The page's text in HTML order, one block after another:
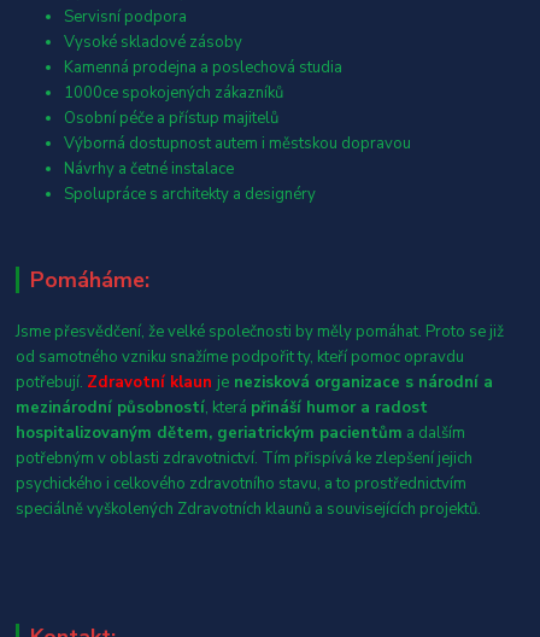
Servisní podpora
Vysoké skladové zásoby
Kamenná prodejna a poslechová studia
1000ce spokojených zákazníků
Osobní péče a přístup majitelů
Výborná dostupnost autem i městskou dopravou
Návrhy a četné instalace
Spolupráce s architekty a designéry
Pomáháme:
Jsme přesvědčení, že velké společnosti by měly pomáhat. Proto se již
od samotného vzniku snažíme podpořit ty, kteří pomoc opravdu
potřebují. Zdravotní klaun je nezisková organizace s národní a
mezinárodní působností, která přináší humor a radost
hospitalizovaným dětem, geriatrickým pacientům a dalším
potřebným v oblasti zdravotnictví. Tím přispívá ke zlepšení jejich
psychického i celkového zdravotního stavu, a to prostřednictvím
speciálně vyškolených Zdravotních klaunů a souvisejících projektů.